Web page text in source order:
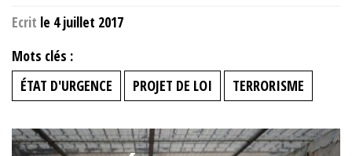
Ecrit le 4 juillet 2017
Mots clés :
ÉTAT D'URGENCE
PROJET DE LOI TERRORISME